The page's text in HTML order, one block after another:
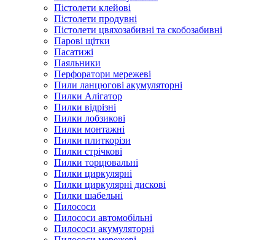
Пістолети клейові
Пістолети продувні
Пістолети цвяхозабивні та скобозабивні
Парові щітки
Пасатижі
Паяльники
Перфоратори мережеві
Пили ланцюгові акумуляторні
Пилки Алігатор
Пилки відрізні
Пилки лобзикові
Пилки монтажні
Пилки плиткорізи
Пилки стрічкові
Пилки торцювальні
Пилки циркулярні
Пилки циркулярні дискові
Пилки шабельні
Пилососи
Пилососи автомобільні
Пилососи акумуляторні